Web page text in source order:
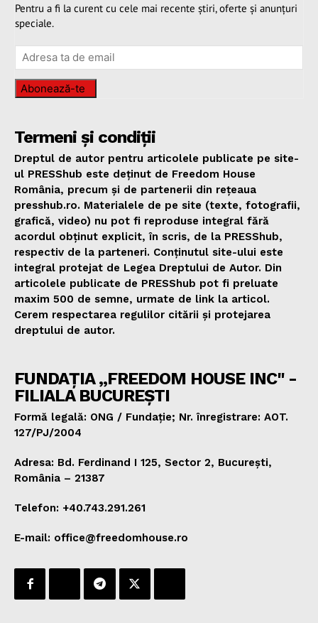
Pentru a fi la curent cu cele mai recente știri, oferte și anunțuri
speciale.
Abonează-te
Termeni și condiții
Dreptul de autor pentru articolele publicate pe site-
ul PRESShub este deținut de Freedom House
România, precum și de partenerii din rețeaua
presshub.ro. Materialele de pe site (texte, fotografii,
grafică, video) nu pot fi reproduse integral fără
acordul obținut explicit, în scris, de la PRESShub,
respectiv de la parteneri. Conținutul site-ului este
integral protejat de Legea Dreptului de Autor. Din
articolele publicate de PRESShub pot fi preluate
maxim 500 de semne, urmate de link la articol.
Cerem respectarea regulilor citării și protejarea
dreptului de autor.
FUNDAȚIA „FREEDOM HOUSE INC" -
FILIALA BUCUREȘTI
Formă legală: ONG / Fundație; Nr. înregistrare: AOT.
127/PJ/2004
Adresa: Bd. Ferdinand I 125, Sector 2, București,
România – 21387
Telefon: +40.743.291.261
E-mail: office@freedomhouse.ro